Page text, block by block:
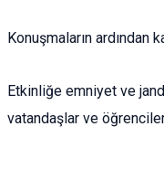
Konuşmaların ardından
Etkinliğe emniyet ve
vatandaşlar ve öğrenciler